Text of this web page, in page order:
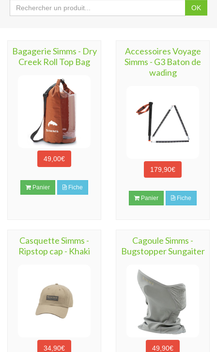
OK
Bagagerie Simms - Dry
Creek Roll Top Bag
49,00€
Panier Fiche
Accessoires Voyage
Simms - G3 Baton de
wading
179,90€
Panier Fiche
Casquette Simms -
Ripstop cap - Khaki
34,90€
Cagoule Simms -
Bugstopper Sungaiter
49,90€